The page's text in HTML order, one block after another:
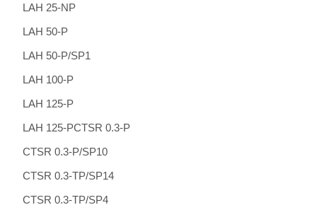
LAH 25-NP
LAH 50-P
LAH 50-P/SP1
LAH 100-P
LAH 125-P
LAH 125-PCTSR 0.3-P
CTSR 0.3-P/SP10
CTSR 0.3-TP/SP14
CTSR 0.3-TP/SP4